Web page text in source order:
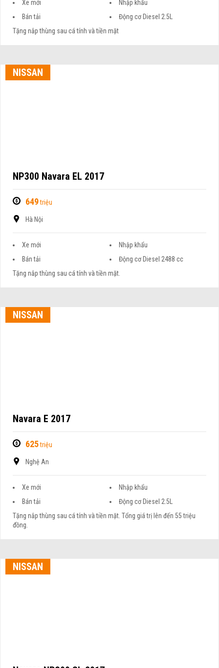
Xe mới
Nhập khẩu
Bán tải
Động cơ Diesel 2.5L
Tặng nắp thùng sau cá tính và tiền mặt
NISSAN
NP300 Navara EL 2017
649triệu
Hà Nội
Xe mới
Nhập khẩu
Bán tải
Động cơ Diesel 2488 cc
Tặng nắp thùng sau cá tính và tiền mặt.
NISSAN
Navara E 2017
625triệu
Nghệ An
Xe mới
Nhập khẩu
Bán tải
Động cơ Diesel 2.5L
Tặng nắp thùng sau cá tính và tiền mặt. Tổng giá trị lên đến 55 triệu
đồng.
NISSAN